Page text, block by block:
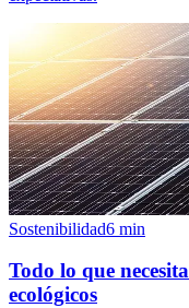
Sostenibilidad6 min
Todo lo que
ecológicos